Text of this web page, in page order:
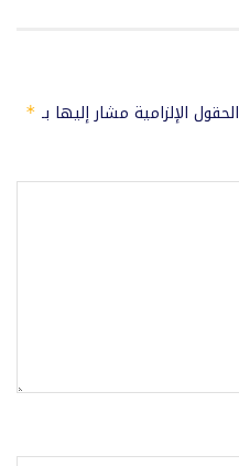
الحقول الإلزامية مشار إليها بـ *